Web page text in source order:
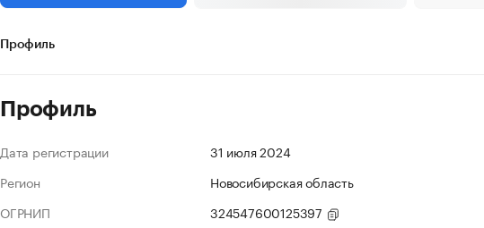
Профиль
Профиль
Дата регистрации
31 июля 2024
Регион
Новосибирская область
ОГРНИП
324547600125397